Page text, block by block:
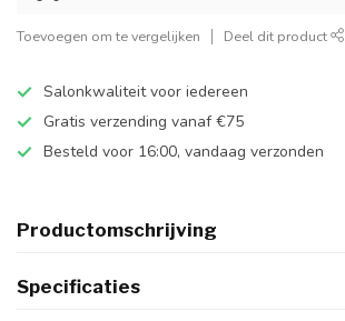
Toevoegen om te vergelijken Deel dit product
Salonkwaliteit voor iedereen
Gratis verzending vanaf €75
Besteld voor 16:00, vandaag verzonden
Productomschrijving
Specificaties